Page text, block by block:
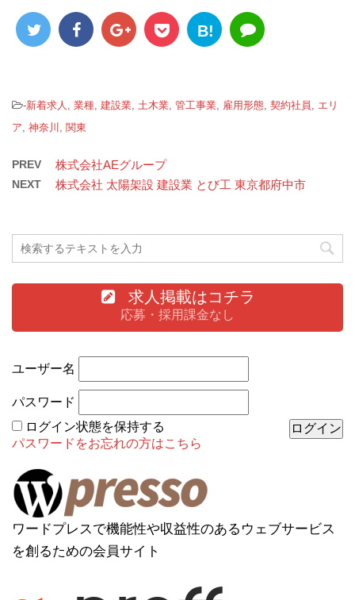
B!
-新着求人 業種 建設業 土木業 管工事業 雇用形態 契約社員
エリ
ア 神奈川 関東
PREV 株式会社AEグループ
NEXT 株式会社 太陽架設 建設業 とび工 東京都府中市
求人掲載はコチラ
応募・採用課金なし
ユーザー名
パスワード
ログイン状態を保持する
パスワードをお忘れの方はこちら
ワードプレスで機能性や収益性のあるウェブサービス
を創るための会員サイト